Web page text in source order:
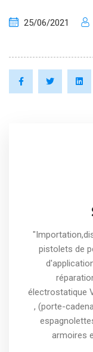
25/06/2021
pistolets de
électrostatique
, (porte-
armoires